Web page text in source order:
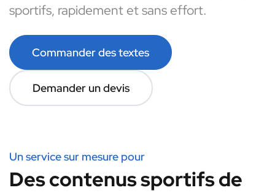
sportifs, rapidement et sans effort.
Commander des textes
Demander un devis
Un service sur mesure pour
Des contenus sportifs de